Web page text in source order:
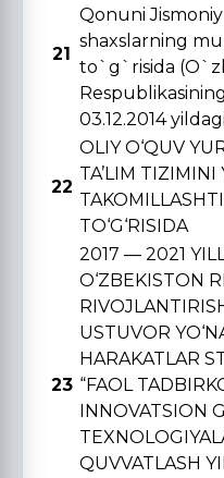
21
Qonuni
shaxslarning
to`g`risida
03.12.2014
22
OLIY O‘QUV
TA’LIM TIZIMINI
TO‘G‘RISIDA
23
2017 — 2021
O‘ZBЕKISTON
USTUVOR
HARAKATLAR
“FAOL
INNOVATSION
QUVVATLASH